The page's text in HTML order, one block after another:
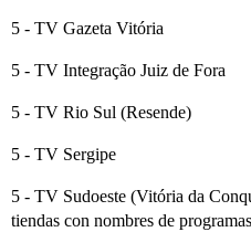
5 - TV Gazeta Vitória
5 - TV Integração Juiz de Fora
5 - TV Rio Sul (Resende)
5 - TV Sergipe
5 - TV Sudoeste (Vitória da
tiendas con nombres de